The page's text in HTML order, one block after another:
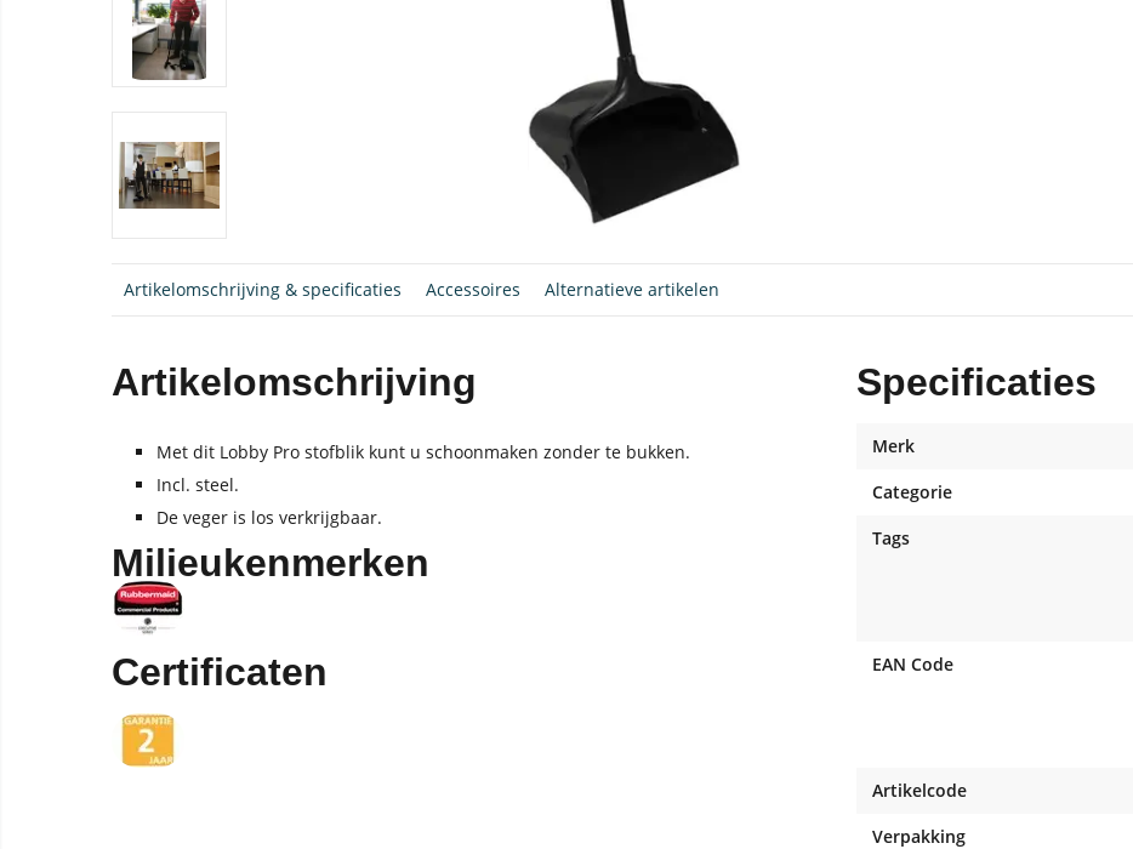
Artikelomschrijving & specificaties Accessoires Alternatieve artikelen
Artikelomschrijving
Met dit Lobby Pro stofblik kunt u schoonmaken zonder te bukken.
Incl. steel.
De veger is los verkrijgbaar.
Milieukenmerken
Certificaten
Specificaties
Merk
Categorie
Tags
EAN Code
Artikelcode
Verpakking